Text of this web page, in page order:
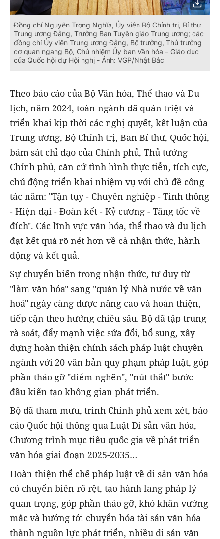
Đồng chí Nguyễn Trọng Nghĩa, Ủy viên Bộ Chính trị, Bí thư
Trung ương Đảng, Trưởng Ban Tuyên giáo Trung ương; các
đồng chí Ủy viên Trung ương Đảng, Bộ trưởng, Thủ trưởng
cơ quan ngang Bộ, Chủ nhiệm Ủy ban Văn hóa – Giáo dục
của Quốc hội dự Hội nghị - Ảnh: VGP/Nhật Bắc
Theo báo cáo của Bộ Văn hóa, Thể thao và Du
lịch, năm 2024, toàn ngành đã quán triệt và
triển khai kịp thời các nghị quyết, kết luận của
Trung ương, Bộ Chính trị, Ban Bí thư, Quốc hội,
bám sát chỉ đạo của Chính phủ, Thủ tướng
Chính phủ, căn cứ tình hình thực tiễn, tích cực,
chủ động triển khai nhiệm vụ với chủ đề công
tác năm: "Tận tụy - Chuyên nghiệp - Tinh thông
- Hiện đại - Đoàn kết - Kỷ cương - Tăng tốc về
đích". Các lĩnh vực văn hóa, thể thao và du lịch
đạt kết quả rõ nét hơn về cả nhận thức, hành
động và kết quả.
Sự chuyển biến trong nhận thức, tư duy từ
"làm văn hóa" sang "quản lý Nhà nước về văn
hoá" ngày càng được nâng cao và hoàn thiện,
tiếp cận theo hướng chiều sâu. Bộ đã tập trung
rà soát, đẩy mạnh việc sửa đổi, bổ sung, xây
dựng hoàn thiện chính sách pháp luật chuyên
ngành với 20 văn bản quy phạm pháp luật, góp
phần tháo gỡ "điểm nghẽn", "nút thắt" bước
đầu kiến tạo không gian phát triển.
Bộ đã tham mưu, trình Chính phủ xem xét, báo
cáo Quốc hội thông qua Luật Di sản văn hóa,
Chương trình mục tiêu quốc gia về phát triển
văn hóa giai đoạn 2025-2035…
Hoàn thiện thể chế pháp luật về di sản văn hóa
có chuyển biến rõ rệt, tạo hành lang pháp lý
quan trọng, góp phần tháo gỡ, khó khăn vướng
mắc và hướng tới chuyển hóa tài sản văn hóa
thành nguồn lực phát triển, nhiều di sản văn